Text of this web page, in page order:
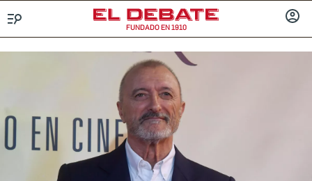
FUNDADO EN 1910